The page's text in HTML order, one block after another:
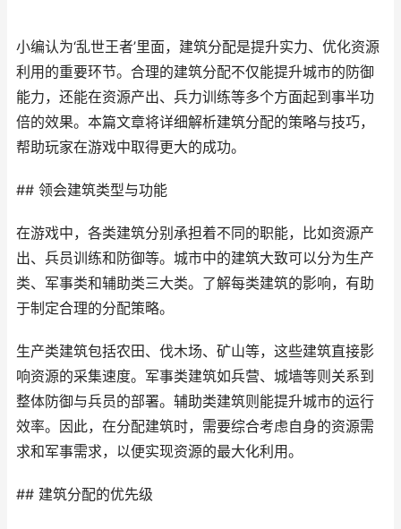
小编认为‘乱世王者’里面，建筑分配是提升实力、优化资源
利用的重要环节。合理的建筑分配不仅能提升城市的防御
能力，还能在资源产出、兵力训练等多个方面起到事半功
倍的效果。本篇文章将详细解析建筑分配的策略与技巧，
帮助玩家在游戏中取得更大的成功。
## 领会建筑类型与功能
在游戏中，各类建筑分别承担着不同的职能，比如资源产
出、兵员训练和防御等。城市中的建筑大致可以分为生产
类、军事类和辅助类三大类。了解每类建筑的影响，有助
于制定合理的分配策略。
生产类建筑包括农田、伐木场、矿山等，这些建筑直接影
响资源的采集速度。军事类建筑如兵营、城墙等则关系到
整体防御与兵员的部署。辅助类建筑则能提升城市的运行
效率。因此，在分配建筑时，需要综合考虑自身的资源需
求和军事需求，以便实现资源的最大化利用。
## 建筑分配的优先级